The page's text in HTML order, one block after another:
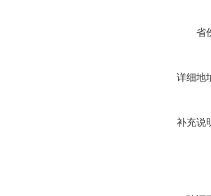
省
详细地
补充说